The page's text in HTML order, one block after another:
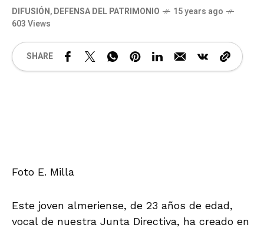
DIFUSIÓN,DEFENSA DEL PATRIMONIO
15 years ago
603 Views
SHARE
Foto E. Milla
Este joven almeriense, de 23 años de edad,
vocal de nuestra Junta Directiva, ha creado en